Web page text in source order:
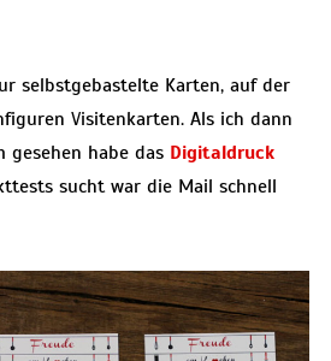
selbstgebastelte Karten, auf der
Visitenkarten. Als ich dann
gesehen habe das Digitaldruck
sucht war die Mail schnell